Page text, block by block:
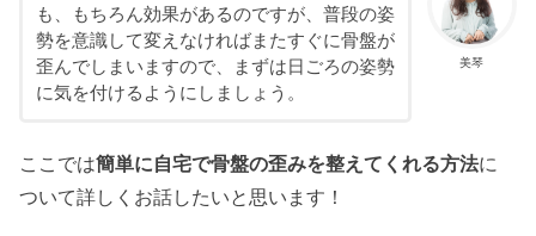
美琴
も、もちろん効果があるのですが、普段の姿
勢を意識して変えなければまたすぐに骨盤が
歪んでしまいますので、まずは日ごろの姿勢
に気を付けるようにしましょう。
ここでは簡単に自宅で骨盤の歪みを整えてくれる方法に
ついて詳しくお話したいと思います！